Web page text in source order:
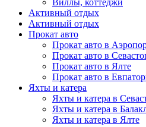
Активный отдых
Активный отдых
Прокат авто
Прокат авто в
Прокат авто в
Прокат авто в Ялте
Прокат авто в
Яхты и катера
Яхты и катера в
Яхты и катера в
Яхты и катера в Ялте